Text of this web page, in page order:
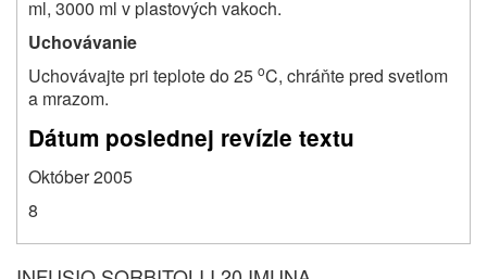
ml, 3000 ml v plastových vakoch.
Uchovávanie
Uchovávajte pri teplote do 25 oC, chráňte pred svetlom
a mrazom.
Dátum poslednej revízie textu
Október 2005
8